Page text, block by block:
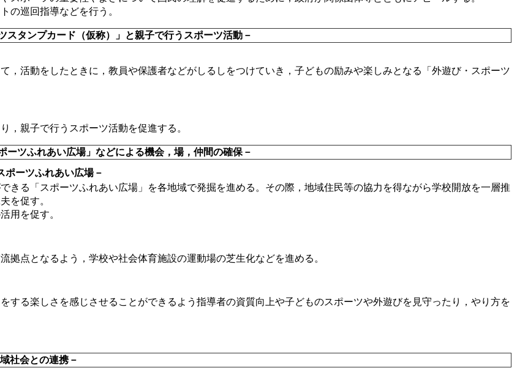
の巡回指導などを行う。
タンプカード（仮称）」と親子で行うスポーツ活動－
活動をしたときに，教員や保護者などがしるしをつけていき，子どもの励みや楽しみとなる「外遊び・スポーツ
親子で行うスポーツ活動を促進する。
ツふれあい広場」などによる機会，場，仲間の確保－
ポーツふれあい広場－
る「スポーツふれあい広場」を各地域で発掘を進める。その際，地域住民等の協力を得ながら学校開放を一層推
を促す。
用を促す。
点となるよう，学校や社会体育施設の運動場の芝生化などを進める。
る楽しさを感じさせることができるよう指導者の資質向上や子どものスポーツや外遊びを見守ったり，やり方を
社会との連携－